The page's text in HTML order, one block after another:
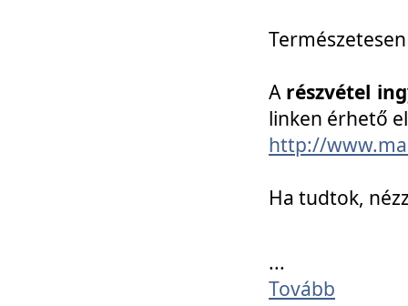
A részvétel
linken érhető
http://
Ha tudtok,
...
Tovább